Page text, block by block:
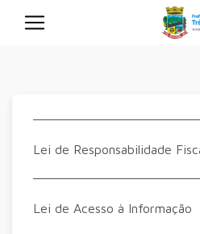
Lei de Responsabilidade
Lei de Acesso à Informação